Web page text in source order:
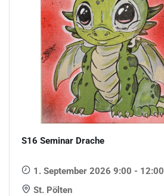
S16 Seminar Drache
1. September 2026 9:00 - 12:00
St. Pölten